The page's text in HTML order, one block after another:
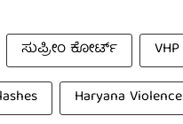
ಸುಪ್ರೀಂ ಕೋರ್ಟ್ VHP
Haryana Violence